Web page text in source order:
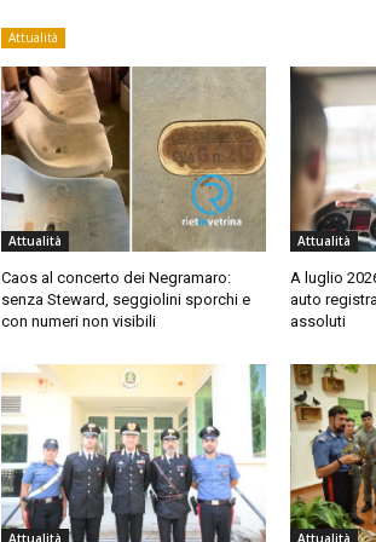
Attualità
Attualità
Caos al concerto dei Negramaro:
senza Steward, seggiolini sporchi e
con numeri non visibili
Attualità
A luglio
auto
assoluti
Attualità Attualità